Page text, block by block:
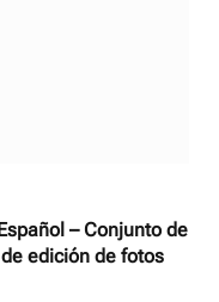
– Conjunto de
edición de fotos